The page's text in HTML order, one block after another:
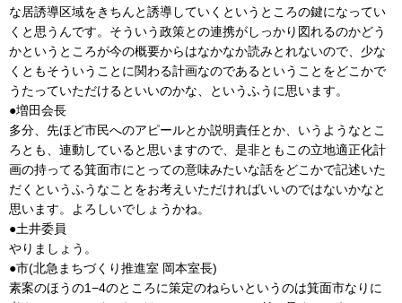
な居誘導区域をきちんと誘導していくというところの鍵になってい
くと思うんです。そういう政策との連携がしっかり図れるのかどう
かというところが今の概要からはなかなか読みとれないので、少な
くともそういうことに関わる計画なのであるということをどこかで
うたっていただけるといいのかな、というふうに思います。
●増田会長
多分、先ほど市民へのアピールとか説明責任とか、いうようなとこ
ろとも、連動していると思いますので、是非ともこの立地適正化計
画の持ってる箕面市にとっての意味みたいな話をどこかで記述いた
だくというふうなことをお考えいただければいいのではないかなと
思います。よろしいでしょうかね。
●土井委員
やりましょう。
●市(北急まちづくり推進室 岡本室長)
素案のほうの1−4のところに策定のねらいというのは箕面市なりに